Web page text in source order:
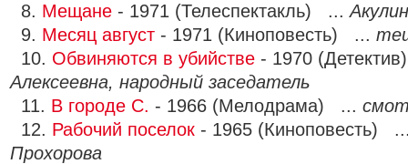
8. Мещане - 1971 (Телеспектакль) ...
9. Месяц август - 1971 (Киноповесть) ...
10. Обвиняются в убийстве - 1970
Алексеевна, народный заседатель
11. В городе С. - 1966 (Мелодрама) ...
12. Рабочий поселок - 1965 (Киноповесть)
Прохорова